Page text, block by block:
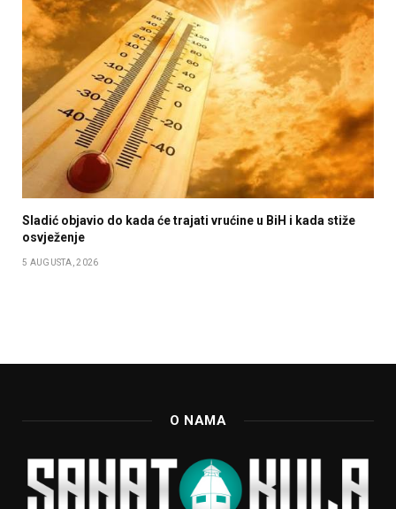
Sladić objavio do kada će trajati vrućine u BiH i kada stiže
osvježenje
5 AUGUSTA, 2026
O NAMA